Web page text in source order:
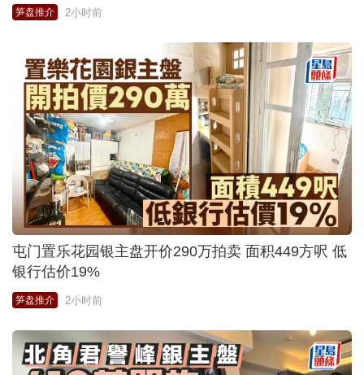
笋盘推介 2小时前
屯门置乐花园银主盘开价290万拍卖 面积449方呎 低
银行估价19%
笋盘推介 2小时前